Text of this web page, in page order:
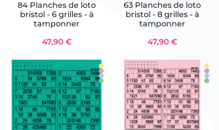
84 Planches de loto
bristol - 6 grilles - à
tamponner
47,90 €
63 Planches de loto
bristol - 8 grilles - à
tamponner
47,90 €